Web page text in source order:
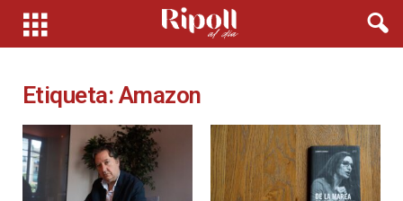
Etiqueta: Amazon